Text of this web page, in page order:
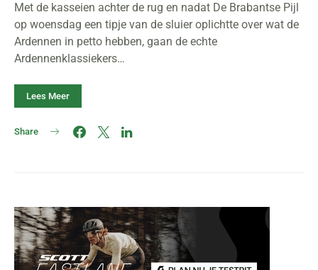
Met de kasseien achter de rug en nadat De Brabantse Pijl
op woensdag een tipje van de sluier oplichtte over wat de
Ardennen in petto hebben, gaan de echte
Ardennenklassiekers…
Lees Meer
Share